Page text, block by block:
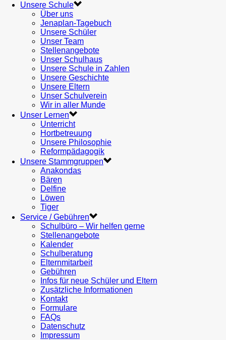
Unsere Schule
Über uns
Jenaplan-Tagebuch
Unsere Schüler
Unser Team
Stellenangebote
Unser Schulhaus
Unsere Schule in Zahlen
Unsere Geschichte
Unsere Eltern
Unser Schulverein
Wir in aller Munde
Unser Lernen
Unterricht
Hortbetreuung
Unsere Philosophie
Reformpädagogik
Unsere Stammgruppen
Anakondas
Bären
Delfine
Löwen
Tiger
Service / Gebühren
Schulbüro – Wir helfen gerne
Stellenangebote
Kalender
Schulberatung
Elternmitarbeit
Gebühren
Infos für neue Schüler und Eltern
Zusätzliche Informationen
Kontakt
Formulare
FAQs
Datenschutz
Impressum